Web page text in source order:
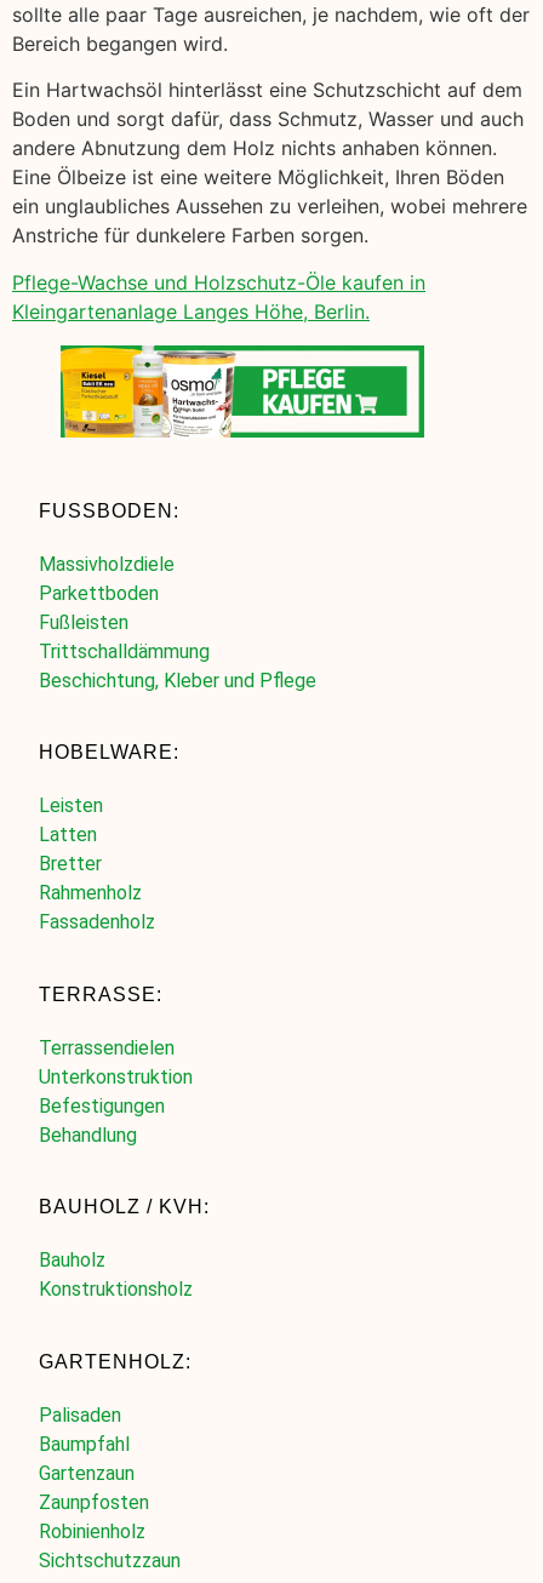
sollte alle paar Tage ausreichen, je nachdem, wie oft der
Bereich begangen wird.
Ein Hartwachsöl hinterlässt eine Schutzschicht auf dem
Boden und sorgt dafür, dass Schmutz, Wasser und auch
andere Abnutzung dem Holz nichts anhaben können.
Eine Ölbeize ist eine weitere Möglichkeit, Ihren Böden
ein unglaubliches Aussehen zu verleihen, wobei mehrere
Anstriche für dunkelere Farben sorgen.
Pflege-Wachse und Holzschutz-Öle kaufen in
Kleingartenanlage Langes Höhe, Berlin.
FUSSBODEN:
Massivholzdiele
Parkettboden
Fußleisten
Trittschalldämmung
Beschichtung, Kleber und Pflege
HOBELWARE:
Leisten
Latten
Bretter
Rahmenholz
Fassadenholz
TERRASSE:
Terrassendielen
Unterkonstruktion
Befestigungen
Behandlung
BAUHOLZ / KVH:
Bauholz
Konstruktionsholz
GARTENHOLZ:
Palisaden
Baumpfahl
Gartenzaun
Zaunpfosten
Robinienholz
Sichtschutzzaun